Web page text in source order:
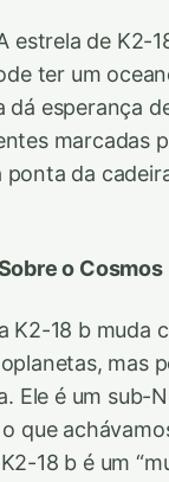
estrela de K2-
ter um
esperança
marcadas
ponta da
o Cosmos
K2-18 b muda
mas
Ele é um sub-
que
18 b é um